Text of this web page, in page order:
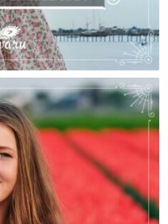
Черно-Белый?